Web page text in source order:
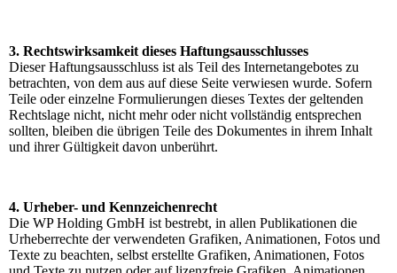
3. Rechtswirksamkeit dieses Haftungsausschlusses
Dieser Haftungsausschluss ist als Teil des Internetangebotes zu
betrachten, von dem aus auf diese Seite verwiesen wurde. Sofern
Teile oder einzelne Formulierungen dieses Textes der geltenden
Rechtslage nicht, nicht mehr oder nicht vollständig entsprechen
sollten, bleiben die übrigen Teile des Dokumentes in ihrem Inhalt
und ihrer Gültigkeit davon unberührt.
4. Urheber- und Kennzeichenrecht
Die WP Holding GmbH ist bestrebt, in allen Publikationen die
Urheberrechte der verwendeten Grafiken, Animationen, Fotos und
Texte zu beachten, selbst erstellte Grafiken, Animationen, Fotos